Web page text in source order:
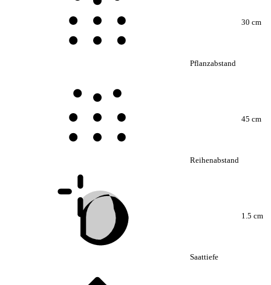
Pflanzabstand
30 cm
Reihenabstand
45 cm
Saattiefe
1.5 cm